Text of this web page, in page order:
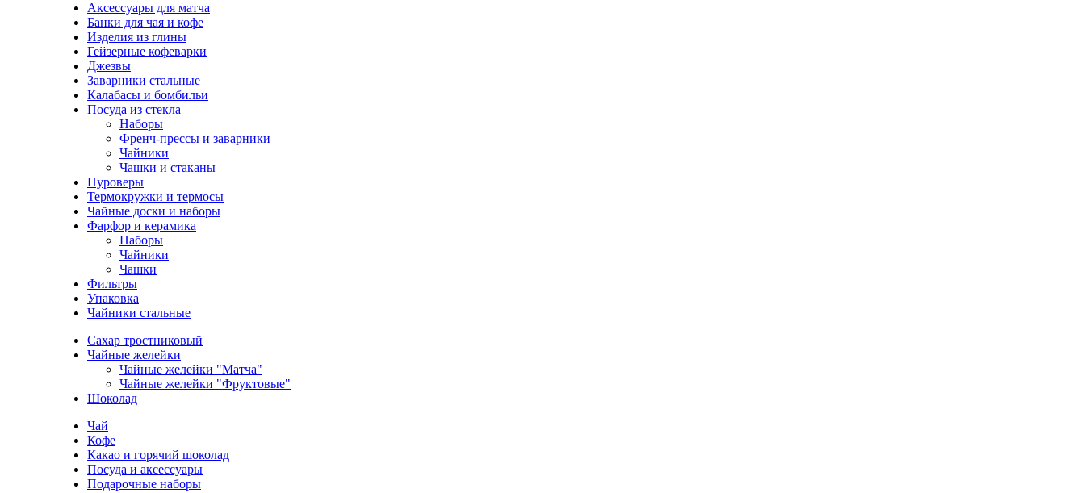
Аксессуары для матча
Банки для чая и кофе
Изделия из глины
Гейзерные кофеварки
Джезвы
Заварники стальные
Калабасы и бомбильи
Посуда из стекла
Наборы
Френч-прессы и заварники
Чайники
Чашки и стаканы
Пуроверы
Термокружки и термосы
Чайные доски и наборы
Фарфор и керамика
Наборы
Чайники
Чашки
Фильтры
Упаковка
Чайники стальные
Сахар тростниковый
Чайные желейки
Чайные желейки "Матча"
Чайные желейки "Фруктовые"
Шоколад
Чай
Кофе
Какао и горячий шоколад
Посуда и аксессуары
Подарочные наборы